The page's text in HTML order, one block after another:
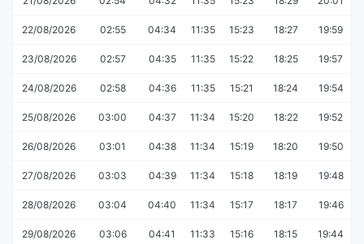
22/08/2026 02:55 04:34 11:35 15:23 18:27 19:59
23/08/2026 02:57 04:35 11:35 15:22 18:25 19:57
24/08/2026 02:58 04:36 11:35 15:21 18:24 19:54
25/08/2026 03:00 04:37 11:34 15:20 18:22 19:52
26/08/2026 03:01 04:38 11:34 15:19 18:20 19:50
27/08/2026 03:03 04:39 11:34 15:18 18:19 19:48
28/08/2026 03:04 04:40 11:34 15:17 18:17 19:46
29/08/2026 03:06 04:41 11:33 15:16 18:15 19:44